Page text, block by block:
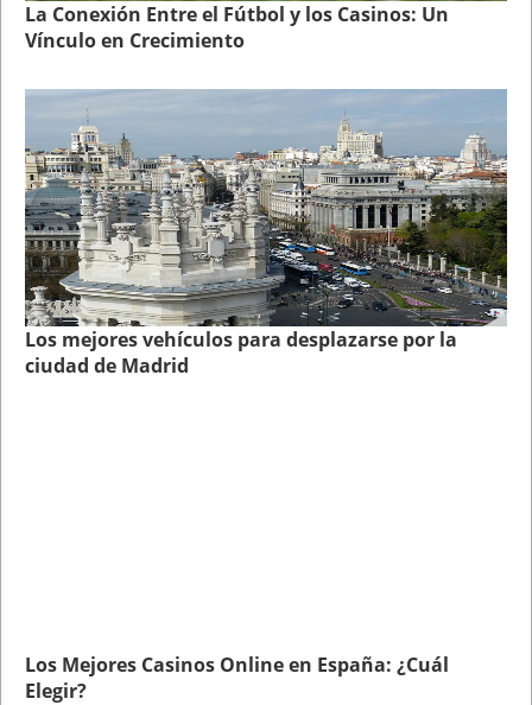
La Conexión Entre el Fútbol y los Casinos: Un
Vínculo en Crecimiento
Los mejores vehículos para desplazarse por la
ciudad de Madrid
Los Mejores Casinos Online en España: ¿Cuál
Elegir?